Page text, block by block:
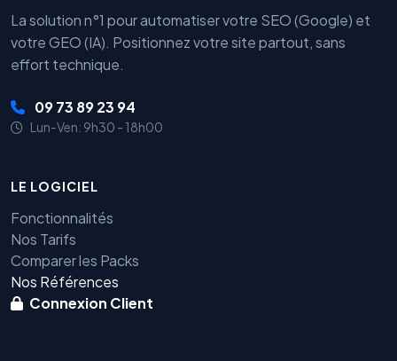
La solution n°1 pour automatiser votre SEO (Google) et
votre GEO (IA). Positionnez votre site partout, sans
effort technique.
09 73 89 23 94
Lun-Ven: 9h30 - 18h00
LE LOGICIEL
Fonctionnalités
Nos Tarifs
Comparer les Packs
Nos Références
Connexion Client